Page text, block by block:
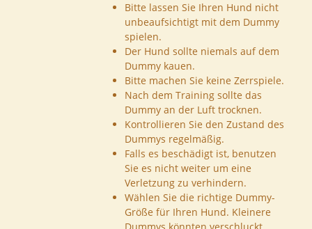
Bitte lassen Sie Ihren Hund nicht
unbeaufsichtigt mit dem Dummy
spielen.
Der Hund sollte niemals auf dem
Dummy kauen.
Bitte machen Sie keine Zerrspiele.
Nach dem Training sollte das
Dummy an der Luft trocknen.
Kontrollieren Sie den Zustand des
Dummys regelmäßig.
Falls es beschädigt ist, benutzen
Sie es nicht weiter um eine
Verletzung zu verhindern.
Wählen Sie die richtige Dummy-
Größe für Ihren Hund. Kleinere